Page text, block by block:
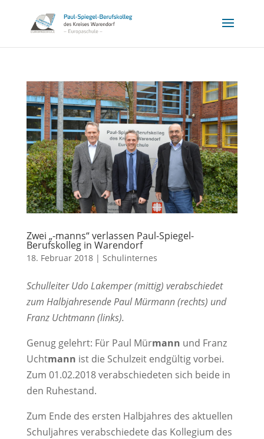
Zwei „-manns“ verlassen Paul-Spiegel-
Berufskolleg in Warendorf
18. Februar 2018| Schulinternes
Schulleiter Udo Lakemper (mittig) verabschiedet
zum Halbjahresende Paul Mürmann (rechts) und
Franz Uchtmann (links).
Genug gelehrt: Für Paul Mürmann und Franz
Uchtmann ist die Schulzeit endgültig vorbei.
Zum 01.02.2018 verabschiedeten sich beide in
den Ruhestand.
Zum Ende des ersten Halbjahres des aktuellen
Schuljahres verabschiedete das Kollegium des